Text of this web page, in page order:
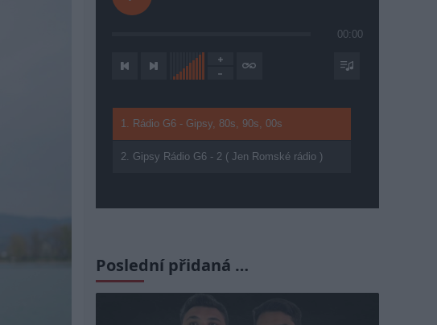
00:00
1. Rádio G6 - Gipsy, 80s, 90s, 00s
2. Gipsy Rádio G6 - 2 ( Jen Romské rádio )
Poslední přidaná …